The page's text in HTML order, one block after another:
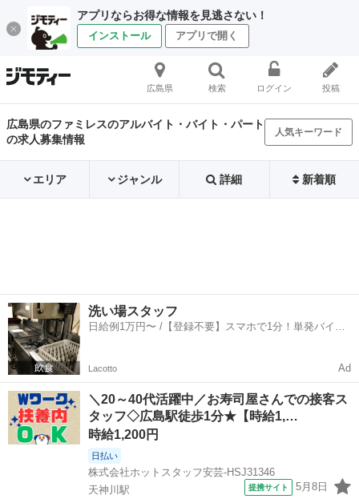
アプリならお得な情報を見逃さない！
インストール アプリで開く
広島県 検索 ログイン 投稿
広島県のファミレスのアルバイト・バイト・パート
の求人募集情報
人気キーワード
エリア ジャンル 詳細 新着順
洗い場スタッフ
日給例1万円〜 /【登録不要】スマホで1分！単発バイト
Lacotto Ad
＼20～40代活躍中／お寿司屋さんでの接客ス
タッフ◇広島駅徒歩1分★【時給1,…
時給1,200円
日払い
株式会社ホットスタッフ安芸-HSJ31346
天神川駅
提携サイト 5月8日